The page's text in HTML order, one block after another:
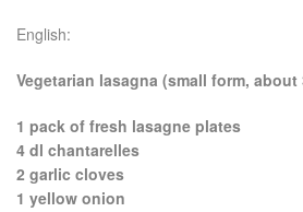
English:
Vegetarian lasagna (small form,
1 pack of fresh lasagne plates
4 dl chantarelles
2 garlic cloves
1 yellow onion